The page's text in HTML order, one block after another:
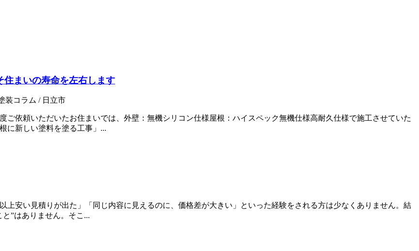
住まいの寿命を左右します
装コラム / 日立市
ご依頼いただいたお住まいでは、外壁：無機シリコン仕様屋根：ハイスペック無機仕様高耐久仕様で施工させていた
に新しい塗料を塗る工事」...
上安い見積りが出た」「同じ内容に見えるのに、価格差が大きい」といった経験をされる方は少なくありません。結
”はありません。そこ...